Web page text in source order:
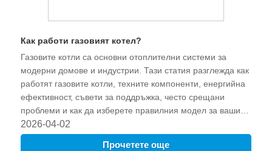
Как работи газовият котел?
Газовите котли са основни отоплителни системи за
модерни домове и индустрии. Тази статия разглежда как
работят газовите котли, техните компоненти, енергийна
ефективност, съвети за поддръжка, често срещани
проблеми и как да изберете правилния модел за вашите
нужди. GASTEK, водещ доставчик на надеждни газови
котли, осигурява безопасни и ефективни решения за
2026-04-02
Прочетете още